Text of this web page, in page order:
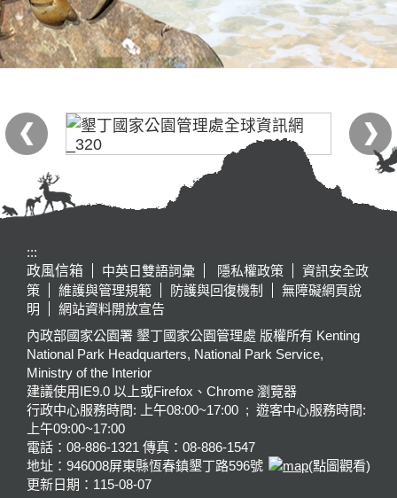
:::
政風信箱
中英日雙語詞彙 隱私權政策
資訊安全政
策
維護與管理規範 防護與回復機制
無障礙網頁說
明
網站資料開放宣告
內政部國家公園署 墾丁國家公園管理處 版權所有 Kenting
National Park Headquarters, National Park Service,
Ministry of the Interior
建議使用IE9.0 以上或Firefox、Chrome 瀏覽器
行政中心服務時間: 上午08:00~17:00 ; 遊客中心服務時間:
上午09:00~17:00
電話：08-886-1321 傳真：08-886-1547
地址：946008屏東縣恆春鎮墾丁路596號
(點圖觀看)
更新日期： 115-08-07